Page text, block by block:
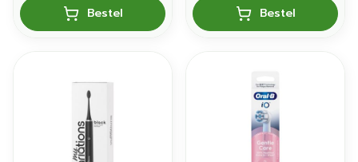
Bestel Bestel